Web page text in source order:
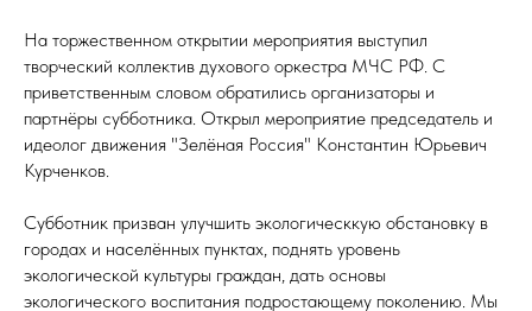
На торжественном открытии мероприятия выступил
творческий коллектив духового оркестра МЧС РФ. С
приветственным словом обратились организаторы и
партнёры субботника. Открыл мероприятие председатель и
идеолог движения "Зелёная Россия" Константин Юрьевич
Курченков.
Субботник призван улучшить экологическкую обстановку в
городах и населённых пунктах, поднять уровень
экологической культуры граждан, дать основы
экологического воспитания подростающему поколению. Мы